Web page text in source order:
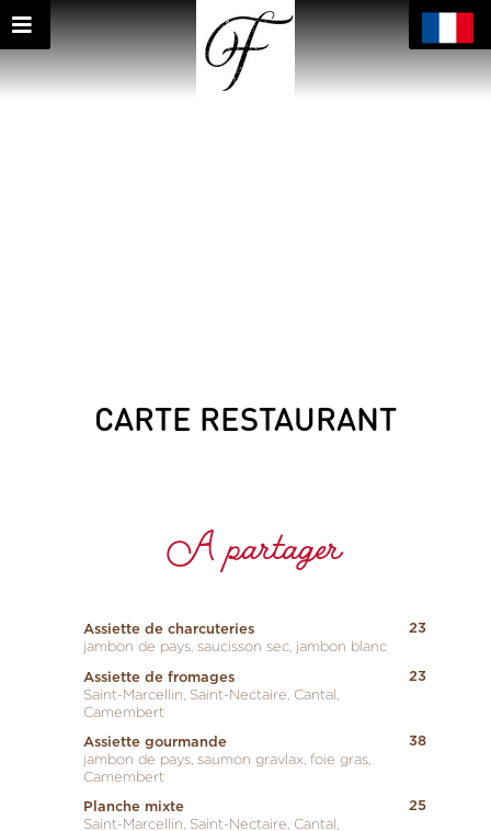
CARTE RESTAURANT
A partager
23
Assiette de charcuteries
jambon de pays, saucisson sec, jambon blanc
23
Assiette de fromages
Saint-Marcellin, Saint-Nectaire, Cantal,
Camembert
38
Assiette gourmande
jambon de pays, saumon gravlax, foie gras,
Camembert
25
Planche mixte
Saint-Marcellin, Saint-Nectaire, Cantal,